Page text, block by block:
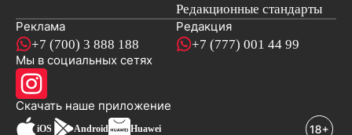
Редакционные стандарты
Реклама
+7 (700) 3 888 188
Редакция
+7 (777) 001 44 99
Мы в социальных сетях
Скачать наше приложениеновостей
iOS Android Huawei